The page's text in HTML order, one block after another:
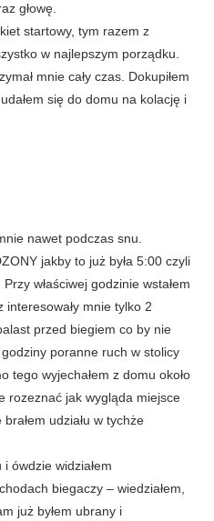
głowę.
startowy, tym razem z
w najlepszym porządku.
mnie cały czas. Dokupiłem
się do domu na kolację i
nawet podczas snu.
jakby to już była 5:00 czyli
właściwej godzinie wstałem
interesowały mnie tylko 2
przed biegiem co by nie
poranne ruch w stolicy
tego wyjechałem z domu około
rozeznać jak wygląda miejsce
udziału w tychże
ówdzie widziałem
biegaczy – wiedziałem,
już byłem ubrany i